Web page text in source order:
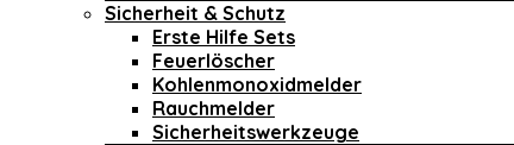
Sicherheit & Schutz
Erste Hilfe Sets
Feuerlöscher
Kohlenmonoxidmelder
Rauchmelder
Sicherheitswerkzeuge